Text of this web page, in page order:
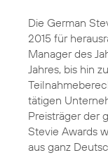
Die German
2015 für
Manager des
Jahres, bis hin
tätigen
Preisträger der
Stevie Awards
aus ganz